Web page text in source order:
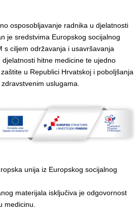
osposobljavanje radnika u djelatnosti
je sredstvima Europskog socijalnog
s ciljem održavanja i usavršavanja
hitne medicine te ujedno
u Republici Hrvatskoj i poboljšanja
uslugama.
unija iz Europskog socijalnog
materijala isključiva je odgovornost
medicinu.